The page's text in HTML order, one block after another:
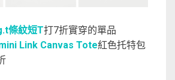
條紋短T打7折實穿的單品
Link Canvas Tote紅色托特包